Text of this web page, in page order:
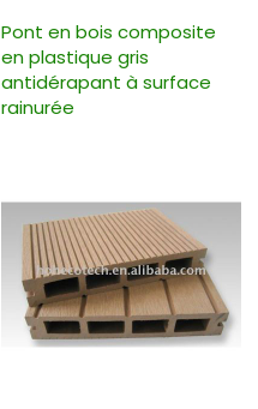
Pont en bois composite
en plastique gris
antidérapant à surface
rainurée